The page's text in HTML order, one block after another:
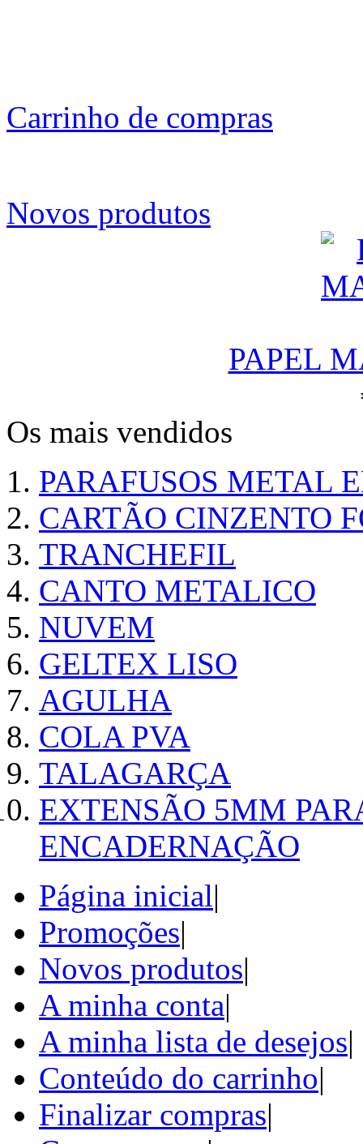
Carrinho de compras
Novos produtos
PAPEL
Os mais vendidos
PARAFUSOS METAL
CARTÃO CINZENTO
TRANCHEFIL
CANTO METALICO
NUVEM
GELTEX LISO
AGULHA
COLA PVA
TALAGARÇA
EXTENSÃO 5MM
ENCADERNAÇÃO
Página inicial|
Promoções|
Novos produtos|
A minha conta|
A minha lista de desejos|
Conteúdo do carrinho|
Finalizar compras|